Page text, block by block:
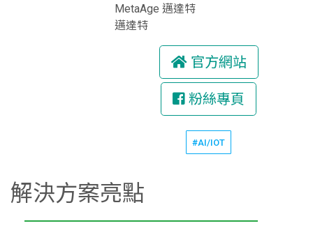
MetaAge 邁達特
邁達特
官方網站
粉絲專頁
#AI/IOT
解決方案亮點